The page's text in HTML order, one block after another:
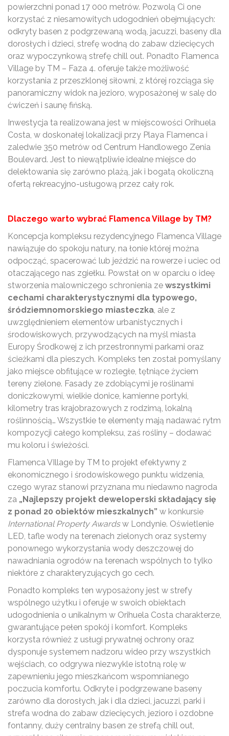
powierzchni ponad 17 000 metrów. Pozwolą Ci one
korzystać z niesamowitych udogodnień obejmujących:
odkryty basen z podgrzewaną wodą, jacuzzi, baseny dla
dorosłych i dzieci, strefę wodną do zabaw dziecięcych
oraz wypoczynkową strefę chill out. Ponadto Flamenca
Village by TM – Faza 4. oferuje także możliwość
korzystania z przeszklonej siłowni, z której rozciąga się
panoramiczny widok na jezioro, wyposażonej w salę do
ćwiczeń i saunę fińską.
Inwestycja ta realizowana jest w miejscowości Orihuela
Costa, w doskonałej lokalizacji przy Playa Flamenca i
zaledwie 350 metrów od Centrum Handlowego Zenia
Boulevard. Jest to niewątpliwie idealne miejsce do
delektowania się zarówno plażą, jak i bogatą okoliczną
ofertą rekreacyjno-usługową przez cały rok.
Dlaczego warto wybrać Flamenca Village by TM?
Koncepcja kompleksu rezydencyjnego Flamenca Village
nawiązuje do spokoju natury, na łonie której można
odpocząć, spacerować lub jeździć na rowerze i uciec od
otaczającego nas zgiełku. Powstał on w oparciu o ideę
stworzenia malowniczego schronienia ze wszystkimi
cechami charakterystycznymi dla typowego,
śródziemnomorskiego miasteczka, ale z
uwzględnieniem elementów urbanistycznych i
środowiskowych, przywodzących na myśl miasta
Europy Środkowej z ich przestronnymi parkami oraz
ścieżkami dla pieszych. Kompleks ten został pomyślany
jako miejsce obfitujące w rozległe, tętniące życiem
tereny zielone. Fasady ze zdobiącymi je roślinami
doniczkowymi, wielkie donice, kamienne portyki,
kilometry tras krajobrazowych z rodzimą, lokalną
roślinnością… Wszystkie te elementy mają nadawać rytm
kompozycji całego kompleksu, zaś rośliny – dodawać
mu koloru i świeżości.
Flamenca VIllage by TM to projekt efektywny z
ekonomicznego i środowiskowego punktu widzenia,
czego wyraz stanowi przyznana mu niedawno nagroda
za „Najlepszy projekt deweloperski składający się
z ponad 20 obiektów mieszkalnych” w konkursie
International Property Awardsw Londynie. Oświetlenie
LED, tafle wody na terenach zielonych oraz systemy
ponownego wykorzystania wody deszczowej do
nawadniania ogrodów na terenach wspólnych to tylko
niektóre z charakteryzujących go cech.
Ponadto kompleks ten wyposażony jest w strefy
wspólnego użytku i oferuje w swoich obiektach
udogodnienia o unikalnym w Orihuela Costa charakterze,
gwarantujące pełen spokój i komfort. Kompleks
korzysta również z usługi prywatnej ochrony oraz
dysponuje systemem nadzoru wideo przy wszystkich
wejściach, co odgrywa niezwykle istotną rolę w
zapewnieniu jego mieszkańcom wspomnianego
poczucia komfortu. Odkryte i podgrzewane baseny
zarówno dla dorosłych, jak i dla dzieci, jacuzzi, parki i
strefa wodna do zabaw dziecięcych, jezioro i ozdobne
fontanny, duży centralny basen ze strefą chill out,